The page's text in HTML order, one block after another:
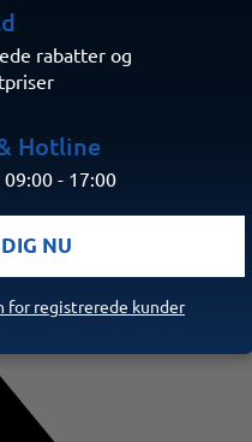
fastgøre et reklamepanel -
der vil vise deres
rabatter og
Hotline
- 17:00
NU
for registrerede kunder